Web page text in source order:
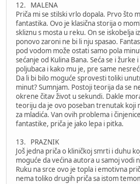
12. MALENA
Priča mi se stilski vrlo dopala. Prvo što
fantastika. Ovo je klasična storija o
skliznu s mosta u reku. On se iskobelja
ponovo zaroni ne bi li nju spasao.
pod vodom može ostati samo pola
sećanje od Kulina Bana. Seća se i žurke
poljubaca i kako mu je, pre same
Da li bi bilo moguće sprovesti toliki
minut? Sumnjam. Postoji teorija da se
okrene čitav život u sekundi. Dakle
teoriju da je ovo poseban trenutak koji
za mladića. Van ovih problema i
fantastike, priča je jako lepa i pitka.
13. PRAZNIK
Još jedna priča o kliničkoj smrti i duhu
moguće da većina autora u samoj vodi
Ruku na srce ovo je topla i emotivna
nema toliko drugih priča sa istom